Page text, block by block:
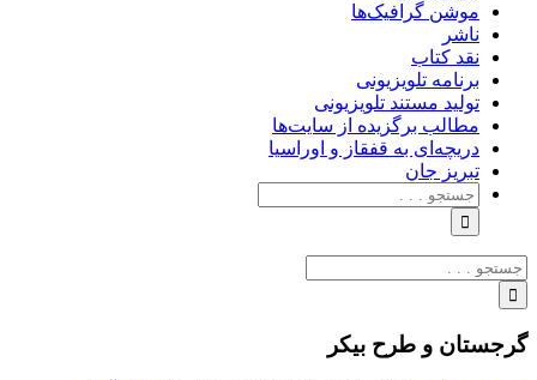
موشن گرافیک‌ها
ناشر
نقد کتاب
برنامه‌ تلویزیونی
تولید مستند تلویزیونی
مطالب برگزیده از سایت‌ها
دریچه‌ای به قفقاز و اوراسیا
تبریزِ جان
جستجو
برای:
جستجو
برای:
گرجستان و طرح بیکر